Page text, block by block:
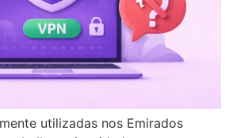
utilizadas nos Emirados